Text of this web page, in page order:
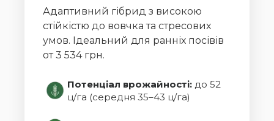
Адаптивний гібрид з високою
стійкістю до вовчка та стресових
умов. Ідеальний для ранніх посівів
от 3 534 грн.
Потенціал врожайності: до 52
ц/га (середня 35–43 ц/га)